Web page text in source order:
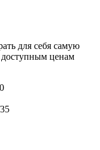
для себя самую
ценам